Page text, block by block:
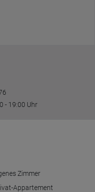
- 19:00 Uhr
Zimmer
Appartement